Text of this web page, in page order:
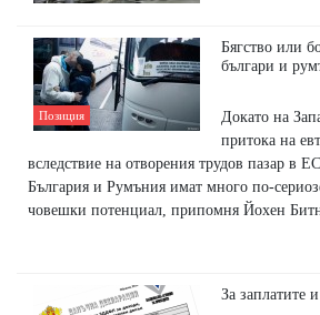
Позиция
Бягство или
българи и
Докато на
притока на
вследствие на отворения трудов пазар в
България и Румъния имат много по-
човешки потенциал, припомня Йохен
За заплатите